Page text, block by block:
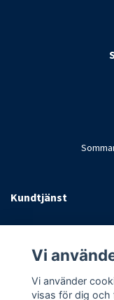
Kundtjänst
Vi
Vi använder
visas för dig och